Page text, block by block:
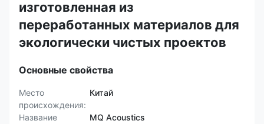
изготовленная из
переработанных материалов для
экологически чистых проектов
Основные свойства
Место
происхождения:
Китай
Название
MQ Acoustics